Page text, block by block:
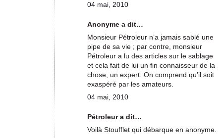
04 mai, 2010
Anonyme a dit…
Monsieur Pétroleur n’a jamais sablé une
pipe de sa vie ; par contre, monsieur
Pétroleur a lu des articles sur le sablage
et cela fait de lui un fin connaisseur de la
chose, un expert. On comprend qu’il soit
exaspéré par les amateurs.
04 mai, 2010
Pétroleur a dit…
Voilà Stoufflet qui débarque en anonyme.